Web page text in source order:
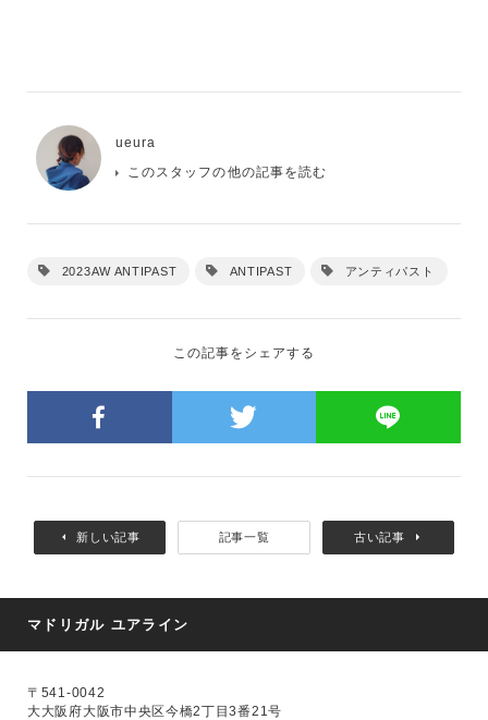
ueura
このスタッフの他の記事を読む
2023AW ANTIPAST ANTIPAST アンティパスト
この記事をシェアする
新しい記事 記事一覧 古い記事
マドリガル ユアライン
〒541-0042
大大阪府大阪市中央区今橋2丁目3番21号